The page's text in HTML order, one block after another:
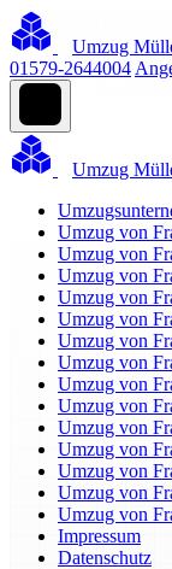
Umzug
01579-2644004
Umzug
Umzug von
Umzug von
Umzug von
Umzug von
Umzug von
Umzug von
Umzug von
Umzug von
Umzug von
Umzug von
Umzug von
Umzug von
Umzug von
Umzug von
Impressum
Datenschutz